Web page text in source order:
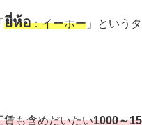
ยี่ห้อ：イーホー 」 という
賃も含めだいたい1000～